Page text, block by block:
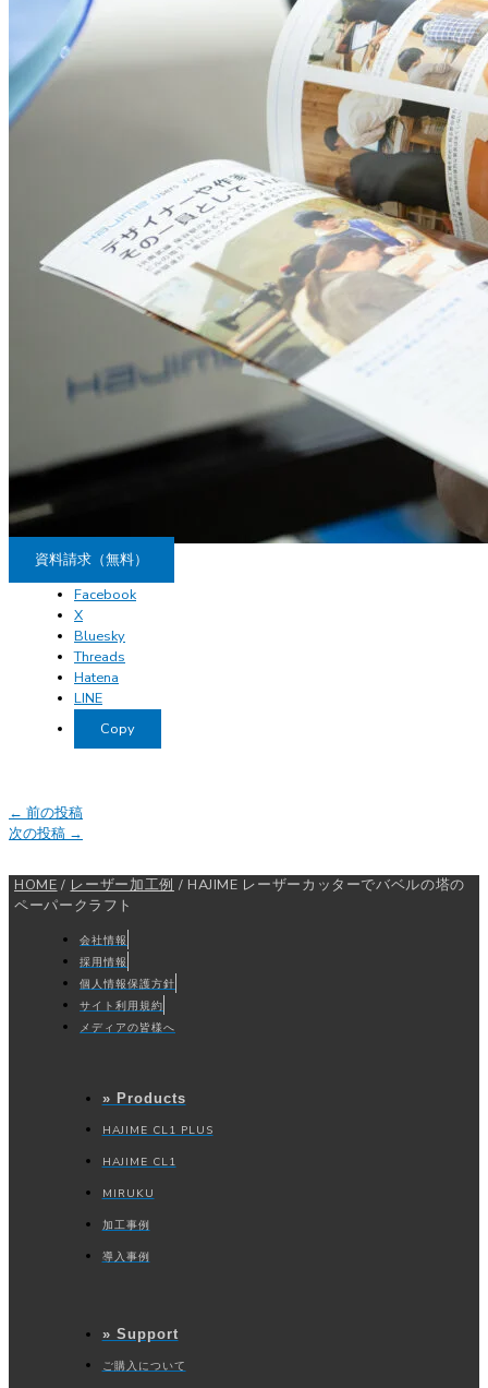
資料請求（無料）
Facebook
X
Bluesky
Threads
Hatena
LINE
Copy
← 前の投稿
次の投稿 →
HOME / レーザー加工例 / HAJIME レーザーカッターでバベルの塔の
ペーパークラフト
会社情報
採用情報
個人情報保護方針
サイト利用規約
メディアの皆様へ
» Products
HAJIME CL1 PLUS
HAJIME CL1
MIRUKU
加工事例
導入事例
» Support
ご購入について